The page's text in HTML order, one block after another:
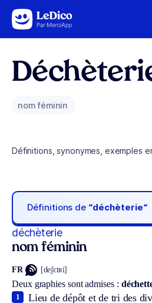
Aller au contenu
nom féminin
Définitions, synonymes, exemples
Définitions de “déchèterie“
déchèterie
nom féminin
FR [deʃɛtʀi]
Deux graphies sont admises :
Lieu de dépôt et de tri des
1